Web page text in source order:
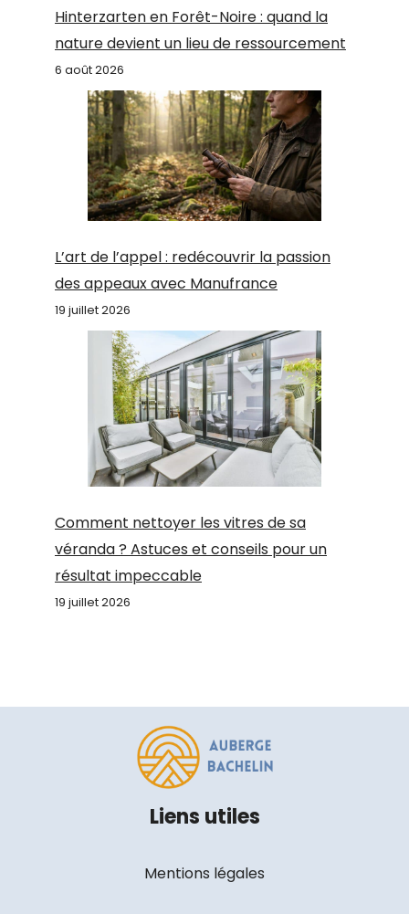
Hinterzarten en Forêt-Noire : quand la
nature devient un lieu de ressourcement
6 août 2026
L’art de l’appel : redécouvrir la passion
des appeaux avec Manufrance
19 juillet 2026
Comment nettoyer les vitres de sa
véranda ? Astuces et conseils pour un
résultat impeccable
19 juillet 2026
Liens utiles
Mentions légales